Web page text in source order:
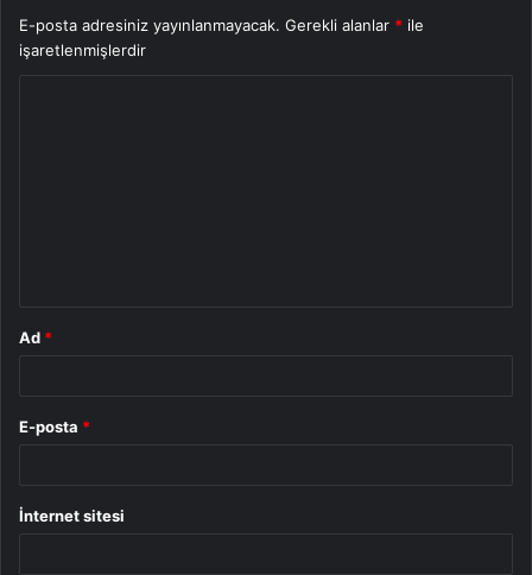
E-posta adresiniz yayınlanmayacak. Gerekli alanlar * ile
işaretlenmişlerdir
Ad *
E-posta *
İnternet sitesi